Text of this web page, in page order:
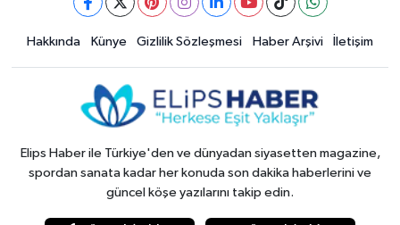
Hakkında Künye Gizlilik Sözleşmesi Haber Arşivi İletişim
Elips Haber ile Türkiye'den ve dünyadan siyasetten magazine,
spordan sanata kadar her konuda son dakika haberlerini ve
güncel köşe yazılarını takip edin.